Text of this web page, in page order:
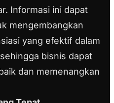
Informasi ini dapat
mengembangkan
yang efektif dalam
bisnis dapat
dan memenangkan